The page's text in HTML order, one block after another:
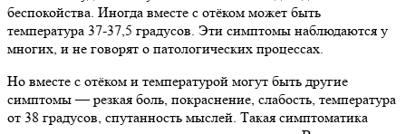
беспокойства. Иногда вместе с отёком может быть
температура 37-37,5 градусов. Эти симптомы наблюдаются у
многих, и не говорят о патологических процессах.
Но вместе с отёком и температурой могут быть другие
симптомы — резкая боль, покраснение, слабость, температура
от 38 градусов, спутанность мыслей. Такая симптоматика